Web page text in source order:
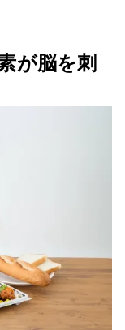
が脳を刺